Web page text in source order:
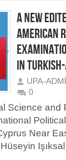
A NEW
AMERICAN
IN
UPA-
0
Science and
Near